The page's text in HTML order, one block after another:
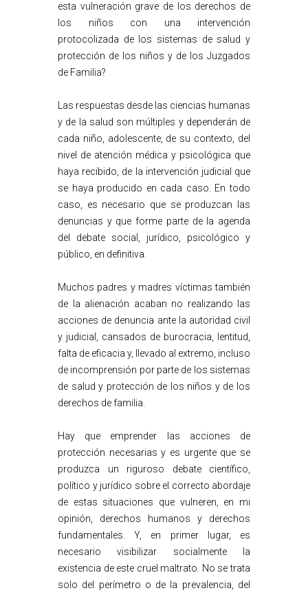
esta vulneración grave de los derechos de
los niños con una intervención
protocolizada de los sistemas de salud y
protección de los niños y de los Juzgados
de Familia?
Las respuestas desde las ciencias humanas
y de la salud son múltiples y dependerán de
cada niño, adolescente, de su contexto, del
nivel de atención médica y psicológica que
haya recibido, de la intervención judicial que
se haya producido en cada caso. En todo
caso, es necesario que se produzcan las
denuncias y que forme parte de la agenda
del debate social, jurídico, psicológico y
público, en definitiva.
Muchos padres y madres víctimas también
de la alienación acaban no realizando las
acciones de denuncia ante la autoridad civil
y judicial, cansados de burocracia, lentitud,
falta de eficacia y, llevado al extremo, incluso
de incomprensión por parte de los sistemas
de salud y protección de los niños y de los
derechos de familia.
Hay que emprender las acciones de
protección necesarias y es urgente que se
produzca un riguroso debate científico,
político y jurídico sobre el correcto abordaje
de estas situaciones que vulneren, en mi
opinión, derechos humanos y derechos
fundamentales. Y, en primer lugar, es
necesario visibilizar socialmente la
existencia de este cruel maltrato. No se trata
solo del perímetro o de la prevalencia, del